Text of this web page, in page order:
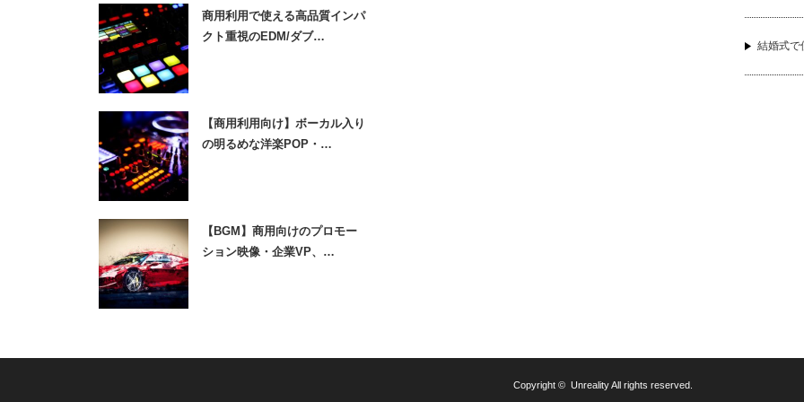
商用利用で使える高品質インパ
クト重視のEDM/ダブ…
【商用利用向け】ボーカル入り
の明るめな洋楽POP・…
【BGM】商用向けのプロモー
ション映像・企業VP、…
結婚式で
Copyright © UnrealityAll rights reserved.